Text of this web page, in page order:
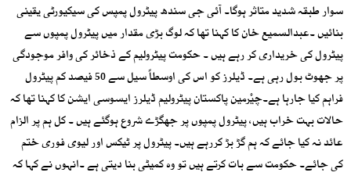
سوار طبقہ شدید متاثر ہوگا۔ آئی جی سندھ پیٹرول پمپس کی سیکیورٹی یقینی
بنائیں ۔عبدالسمیع خان کا کہنا تھا کہ لوگ بڑی مقدار میں پیٹرول پمپوں سے
پیٹرول کی خریداری کر رہے ہیں ۔ حکومت پیٹرولیم کے ذخائر کی وافر موجودگی
پر جھوٹ بول رہی ہے۔ ڈیلرز کو اس کی اوسطاً سیل سے 50 فیصد کم پیٹرول
فراہم کیا جارہا ہے۔چیٔرمین پاکستان پیٹرولیم ڈیلرز ایسوسی ایشن کا کہنا تھا کہ
حالات بہت خراب ہیں، پیٹرول پمپوں پر جھگڑے شروع ہوگئے ہیں ۔ کل ہم پر الزام
عائد نہ کیا جائے کہ ہم گڑ بڑ کررہے ہیں۔ پیٹرول پر ٹیکس اور لیوی فوری ختم
کی جائے۔ حکومت سے بات کرتے ہیں تو وہ کمیٹی بنا دیتی ہے ۔انہوں نے کہا کہ